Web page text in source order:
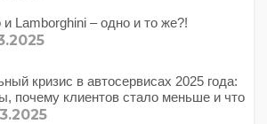
и Lamborghini – одно и то же?!
кризис в автосервисах 2025 года:
почему клиентов стало меньше и что